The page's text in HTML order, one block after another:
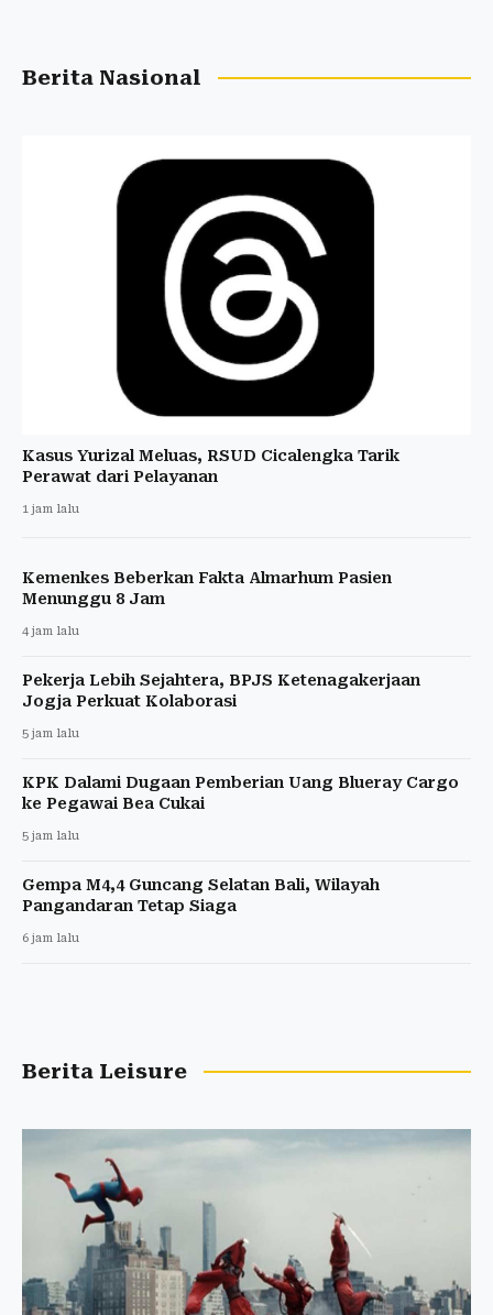
Berita Nasional
Kasus Yurizal Meluas, RSUD Cicalengka Tarik
Perawat dari Pelayanan
1 jam lalu
Kemenkes Beberkan Fakta Almarhum Pasien
Menunggu 8 Jam
4 jam lalu
Pekerja Lebih Sejahtera, BPJS Ketenagakerjaan
Jogja Perkuat Kolaborasi
5 jam lalu
KPK Dalami Dugaan Pemberian Uang Blueray Cargo
ke Pegawai Bea Cukai
5 jam lalu
Gempa M4,4 Guncang Selatan Bali, Wilayah
Pangandaran Tetap Siaga
6 jam lalu
Berita Leisure